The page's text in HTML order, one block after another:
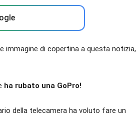
di copertina a questa notizia,
ha rubato una GoPro!
della telecamera ha voluto fare un